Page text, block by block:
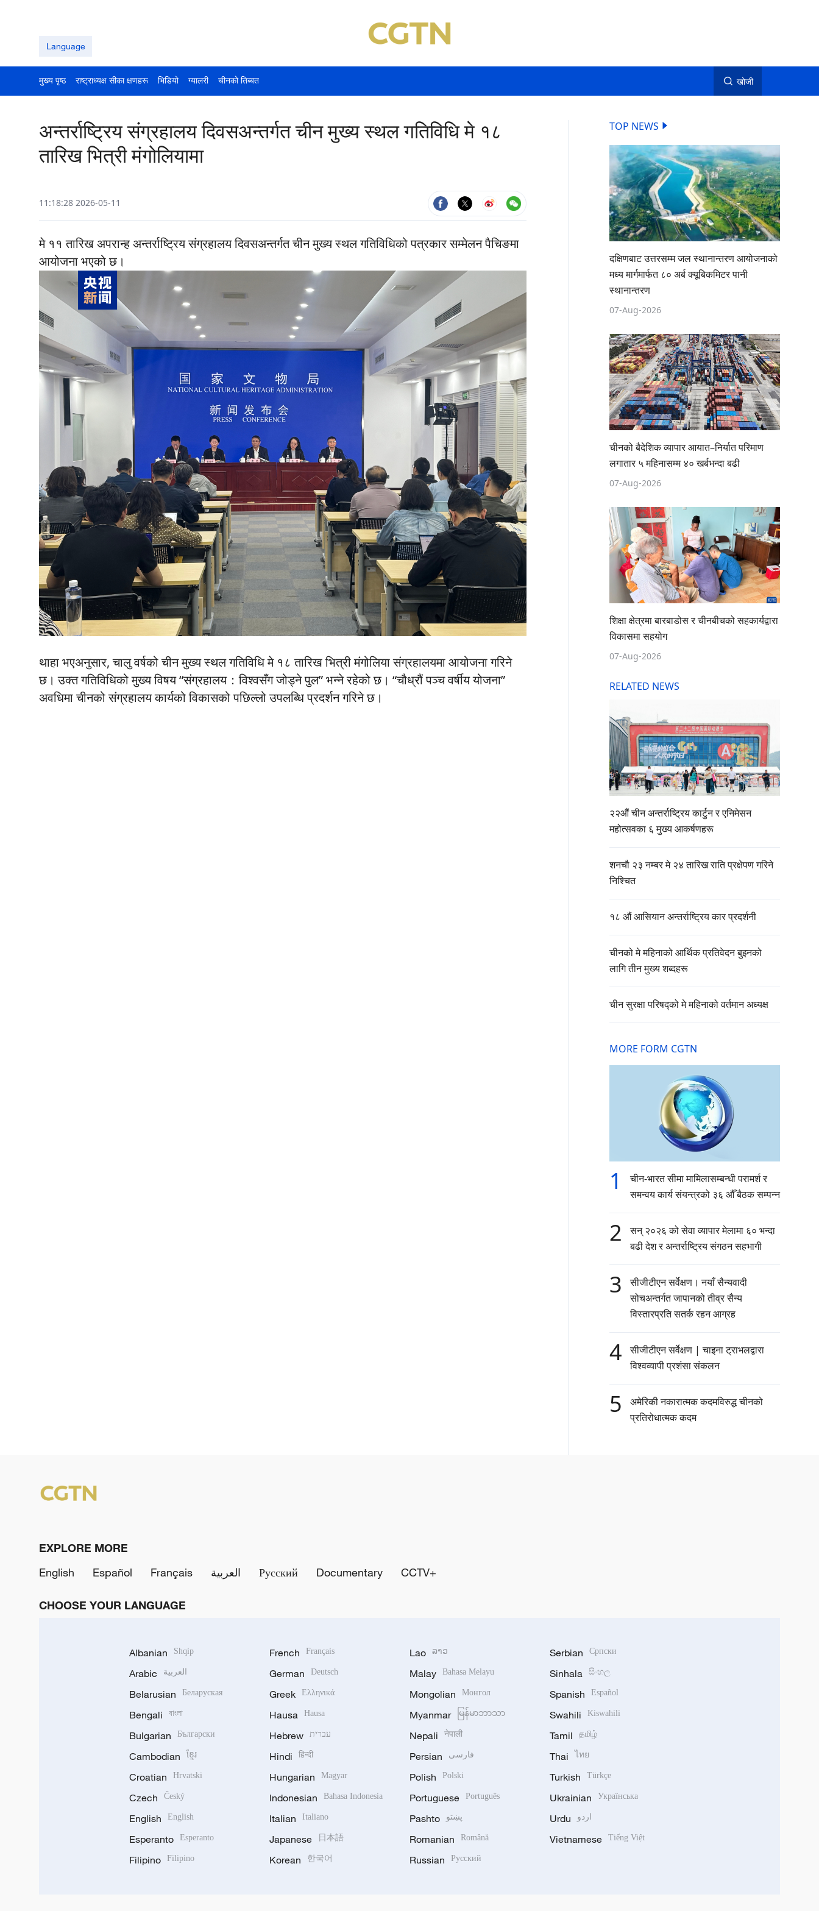
Language
मुख्य पृष्ठ राष्ट्राध्यक्ष सीका क्षणहरू भिडियो ग्यालरी चीनको तिब्बत खोजी
अन्तर्राष्ट्रिय संग्रहालय दिवसअन्तर्गत चीन मुख्य स्थल गतिविधि मे १८
तारिख भित्री मंगोलियामा
11:18:28 2026-05-11
मे ११ तारिख अपरान्ह अन्तर्राष्ट्रिय संग्रहालय दिवसअन्तर्गत चीन मुख्य स्थल गतिविधिको पत्रकार सम्मेलन पैचिङमा
आयोजना भएको छ।
थाहा भएअनुसार, चालु वर्षको चीन मुख्य स्थल गतिविधि मे १८ तारिख भित्री मंगोलिया संग्रहालयमा आयोजना गरिने
छ। उक्त गतिविधिको मुख्य विषय “संग्रहालय：विश्वसँग जोड्ने पुल” भन्ने रहेको छ। “चौध्रौं पञ्च वर्षीय योजना”
अवधिमा चीनको संग्रहालय कार्यको विकासको पछिल्लो उपलब्धि प्रदर्शन गरिने छ।
TOP NEWS
दक्षिणबाट उत्तरसम्म जल स्थानान्तरण आयोजनाको
मध्य मार्गमार्फत ८० अर्ब क्यूबिकमिटर पानी
स्थानान्तरण
07-Aug-2026
चीनको बैदेशिक व्यापार आयात–निर्यात परिमाण
लगातार ५ महिनासम्म ४० खर्बभन्दा बढी
07-Aug-2026
शिक्षा क्षेत्रमा बारबाडोस र चीनबीचको सहकार्यद्वारा
विकासमा सहयोग
07-Aug-2026
RELATED NEWS
२२औं चीन अन्तर्राष्ट्रिय कार्टुन र एनिमेसन
महोत्सवका ६ मुख्य आकर्षणहरू
शनचौ २३ नम्बर मे २४ तारिख राति प्रक्षेपण गरिने
निश्चित
१८ औं आसियान अन्तर्राष्ट्रिय कार प्रदर्शनी
चीनको मे महिनाको आर्थिक प्रतिवेदन बुझ्नको
लागि तीन मुख्य शब्दहरू
चीन सुरक्षा परिषद्को मे महिनाको वर्तमान अध्यक्ष
MORE FORM CGTN
1
चीन-भारत सीमा मामिलासम्बन्धी परामर्श र
समन्वय कार्य संयन्त्रको ३६ औँ बैठक सम्पन्न
2
सन् २०२६ को सेवा व्यापार मेलामा ६० भन्दा
बढी देश र अन्तर्राष्ट्रिय संगठन सहभागी
3
सीजीटीएन सर्वेक्षण। नयाँ सैन्यवादी
सोचअन्तर्गत जापानको तीव्र सैन्य
विस्तारप्रति सतर्क रहन आग्रह
4
सीजीटीएन सर्वेक्षण | चाइना ट्राभलद्वारा
विश्वव्यापी प्रशंसा संकलन
5
अमेरिकी नकारात्मक कदमविरुद्ध चीनको
प्रतिरोधात्मक कदम
EXPLORE MORE
English
Español Français العربية Русский Documentary CCTV+
CHOOSE YOUR LANGUAGE
Albanian Shqip
Arabic العربية
Belarusian Беларуская
Bengali বাংলা
Bulgarian Български
Cambodian ខ្មែរ
Croatian Hrvatski
Czech Český
English English
Esperanto Esperanto
Filipino Filipino
French Français
German Deutsch
Greek Ελληνικά
Hausa Hausa
Hebrew עברית
Hindi हिन्दी
Hungarian Magyar
Indonesian Bahasa Indonesia
Italian Italiano
Japanese 日本語
Korean 한국어
Lao ລາວ
Malay Bahasa Melayu
Mongolian Монгол
Myanmar မြန်မာဘာသာ
Nepali नेपाली
Persian فارسی
Polish Polski
Portuguese Português
Pashto پښتو
Romanian Română
Russian Русский
Serbian Српски
Sinhala සිංහල
Spanish Español
Swahili Kiswahili
Tamil தமிழ்
Thai ไทย
Turkish Türkçe
Ukrainian Українська
Urdu اردو
Vietnamese Tiếng Việt